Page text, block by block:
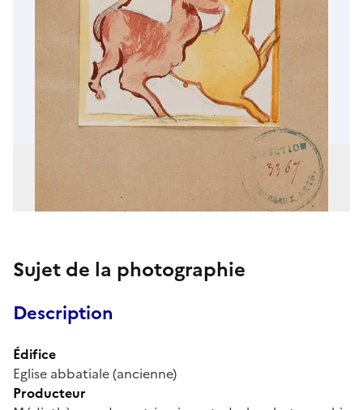
Sujet de la photographie
Description
Édifice
Eglise abbatiale (ancienne)
Producteur